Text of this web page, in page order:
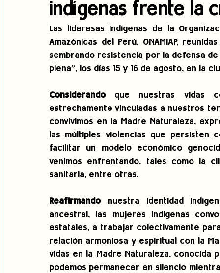
Pronunciamientos Observatorio de consulta previa
jóvenes indígenas Incidencias incidencia PNPI
indígenas frente la
Las lideresas indígenas de la
Amazónicas del Perú, ONAMIAP,
sembrando resistencia por la defensa
plena”, los días 15 y 16 de agosto, en la
Considerando que nuestras vidas
estrechamente vinculadas a nuestros
convivimos en la Madre Naturaleza,
las múltiples violencias que persisten
facilitar un modelo económico
venimos enfrentando, tales como la
sanitaria, entre otras.
Reafirmando nuestra identidad
ancestral, las mujeres indígenas
estatales, a trabajar colectivamente
relación armoniosa y espiritual con la
vidas en la Madre Naturaleza, conocida
podemos permanecer en silencio